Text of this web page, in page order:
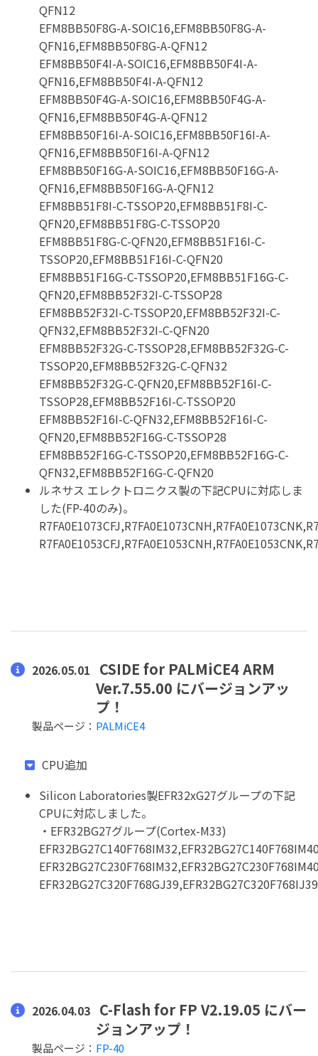
QFN12
EFM8BB50F8G-A-SOIC16,EFM8BB50F8G-A-
QFN16,EFM8BB50F8G-A-QFN12
EFM8BB50F4I-A-SOIC16,EFM8BB50F4I-A-
QFN16,EFM8BB50F4I-A-QFN12
EFM8BB50F4G-A-SOIC16,EFM8BB50F4G-A-
QFN16,EFM8BB50F4G-A-QFN12
EFM8BB50F16I-A-SOIC16,EFM8BB50F16I-A-
QFN16,EFM8BB50F16I-A-QFN12
EFM8BB50F16G-A-SOIC16,EFM8BB50F16G-A-
QFN16,EFM8BB50F16G-A-QFN12
EFM8BB51F8I-C-TSSOP20,EFM8BB51F8I-C-
QFN20,EFM8BB51F8G-C-TSSOP20
EFM8BB51F8G-C-QFN20,EFM8BB51F16I-C-
TSSOP20,EFM8BB51F16I-C-QFN20
EFM8BB51F16G-C-TSSOP20,EFM8BB51F16G-C-
QFN20,EFM8BB52F32I-C-TSSOP28
EFM8BB52F32I-C-TSSOP20,EFM8BB52F32I-C-
QFN32,EFM8BB52F32I-C-QFN20
EFM8BB52F32G-C-TSSOP28,EFM8BB52F32G-C-
TSSOP20,EFM8BB52F32G-C-QFN32
EFM8BB52F32G-C-QFN20,EFM8BB52F16I-C-
TSSOP28,EFM8BB52F16I-C-TSSOP20
EFM8BB52F16I-C-QFN32,EFM8BB52F16I-C-
QFN20,EFM8BB52F16G-C-TSSOP28
EFM8BB52F16G-C-TSSOP20,EFM8BB52F16G-C-
QFN32,EFM8BB52F16G-C-QFN20
ルネサス エレクトロニクス製の下記CPUに対応しま
した(FP-40のみ)。
2026.05.01
CSIDE for PALMiCE4 ARM
Ver.7.55.00 にバージョンアッ
プ！
製品ページ： PALMiCE4
CPU追加
Silicon Laboratories製EFR32xG27グループの下記
CPUに対応しました。
・EFR32BG27グループ(Cortex-M33)
EFR32BG27C320F768GJ39,EFR32BG27C320F768IJ39
2026.04.03 C-Flash for FP V2.19.05 にバー
ジョンアップ！
製品ページ： FP-40